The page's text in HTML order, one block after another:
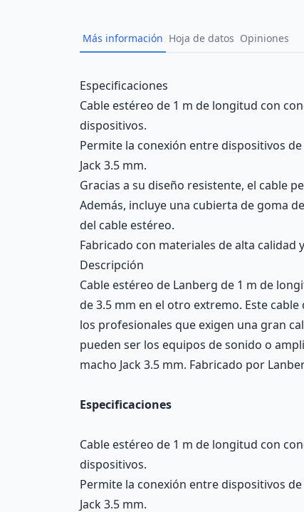
Más información Hoja de datos Opiniones
Description
Especificaciones
Cable estéreo de 1 m de longitud con
dispositivos.
Permite la conexión entre dispositivos
Jack 3.5 mm.
Gracias a su diseño resistente, el cable
Además, incluye una cubierta de goma
del cable estéreo.
Fabricado con materiales de alta
Descripción
Cable estéreo de Lanberg de 1 m de
de 3.5 mm en el otro extremo. Este
los profesionales que exigen una gran
pueden ser los equipos de sonido o
macho Jack 3.5 mm. Fabricado por
Especificaciones
Cable estéreo de 1 m de longitud con
dispositivos.
Permite la conexión entre dispositivos
Jack 3.5 mm.